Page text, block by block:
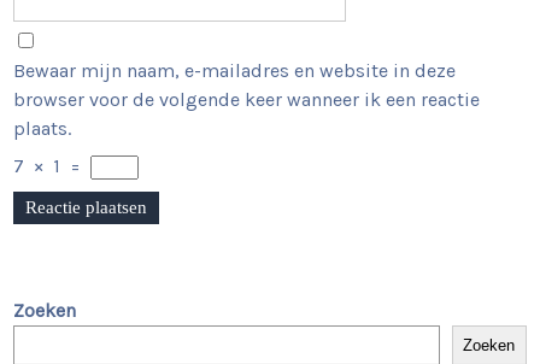
Bewaar mijn naam, e-mailadres en website in deze
browser voor de volgende keer wanneer ik een reactie
plaats.
7 × 1 =
Zoeken
Zoeken